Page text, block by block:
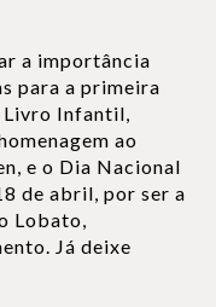
a importância
para a primeira
Livro Infantil,
ao
e o Dia Nacional
de abril, por ser a
Lobato,
Já deixe